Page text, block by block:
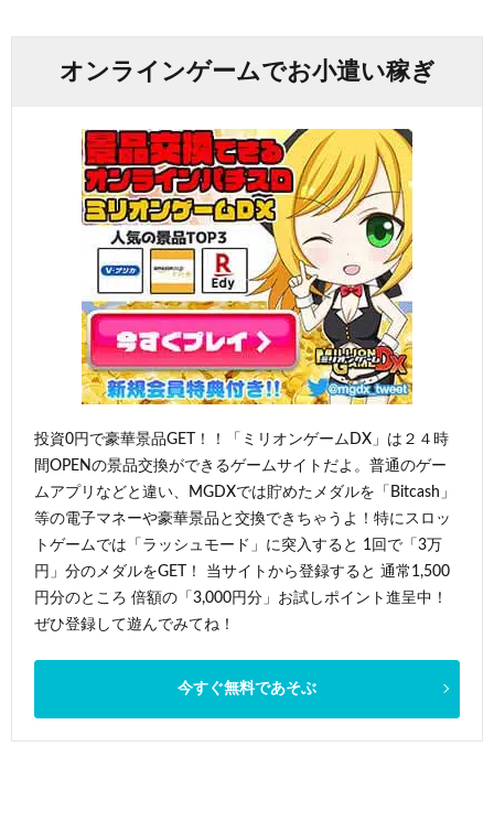
オンラインゲームでお小遣い稼ぎ
投資0円で豪華景品GET！！「ミリオンゲームDX」は２４時
間OPENの景品交換ができるゲームサイトだよ。普通のゲー
ムアプリなどと違い、MGDXでは貯めたメダルを「Bitcash」
等の電子マネーや豪華景品と交換できちゃうよ！特にスロッ
トゲームでは「ラッシュモード」に突入すると 1回で「3万
円」分のメダルをGET！ 当サイトから登録すると 通常1,500
円分のところ 倍額の「3,000円分」お試しポイント進呈中！
ぜひ登録して遊んでみてね！
今すぐ無料であそぶ